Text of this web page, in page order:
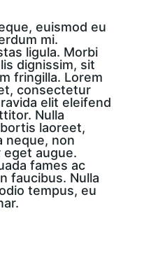
euismod eu
mi.
ligula. Morbi
dignissim, sit
fringilla. Lorem
consectetur
elit eleifend
Nulla
laoreet,
neque, non
eget augue.
fames ac
faucibus. Nulla
tempus, eu